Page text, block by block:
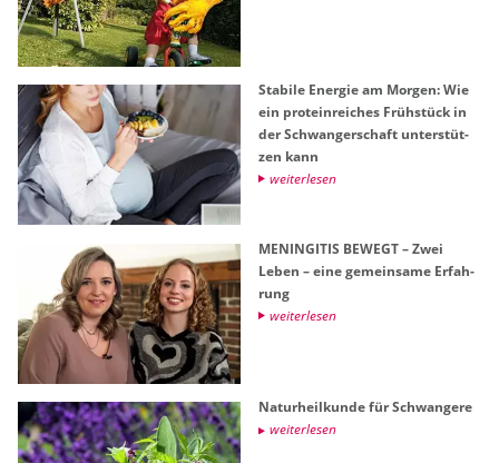
Sta­bi­le En­er­gie am Mor­gen: Wie
ein pro­te­in­rei­ches Früh­stück in
der Schwan­ger­schaft un­ter­stüt­
zen kann
wei­ter­le­sen
ME­NIN­GI­TIS BE­WEGT – Zwei
Leben – eine ge­mein­sa­me Er­fah­
rung
wei­ter­le­sen
Na­tur­heil­kun­de für Schwan­ge­re
wei­ter­le­sen